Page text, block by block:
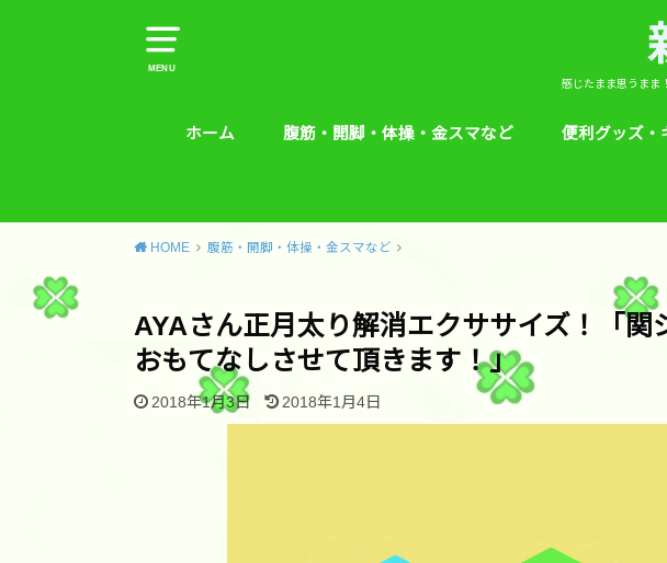
MENU
感じたまま思うまま
ホーム 腹筋・開脚・体操・金スマなど 便利グッズ・
芸能人！愛
ヒルナンデ
めざましテ
HOME 腹筋・開脚・体操・金スマなど
AYAさん正月太り解消エクササイズ！「関
おもてなしさせて頂きます！」
2018年1月3日 2018年1月4日